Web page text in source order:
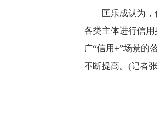
匡乐成认为
各类主体进行信
广“信用+”场景的
不断提高。(记者